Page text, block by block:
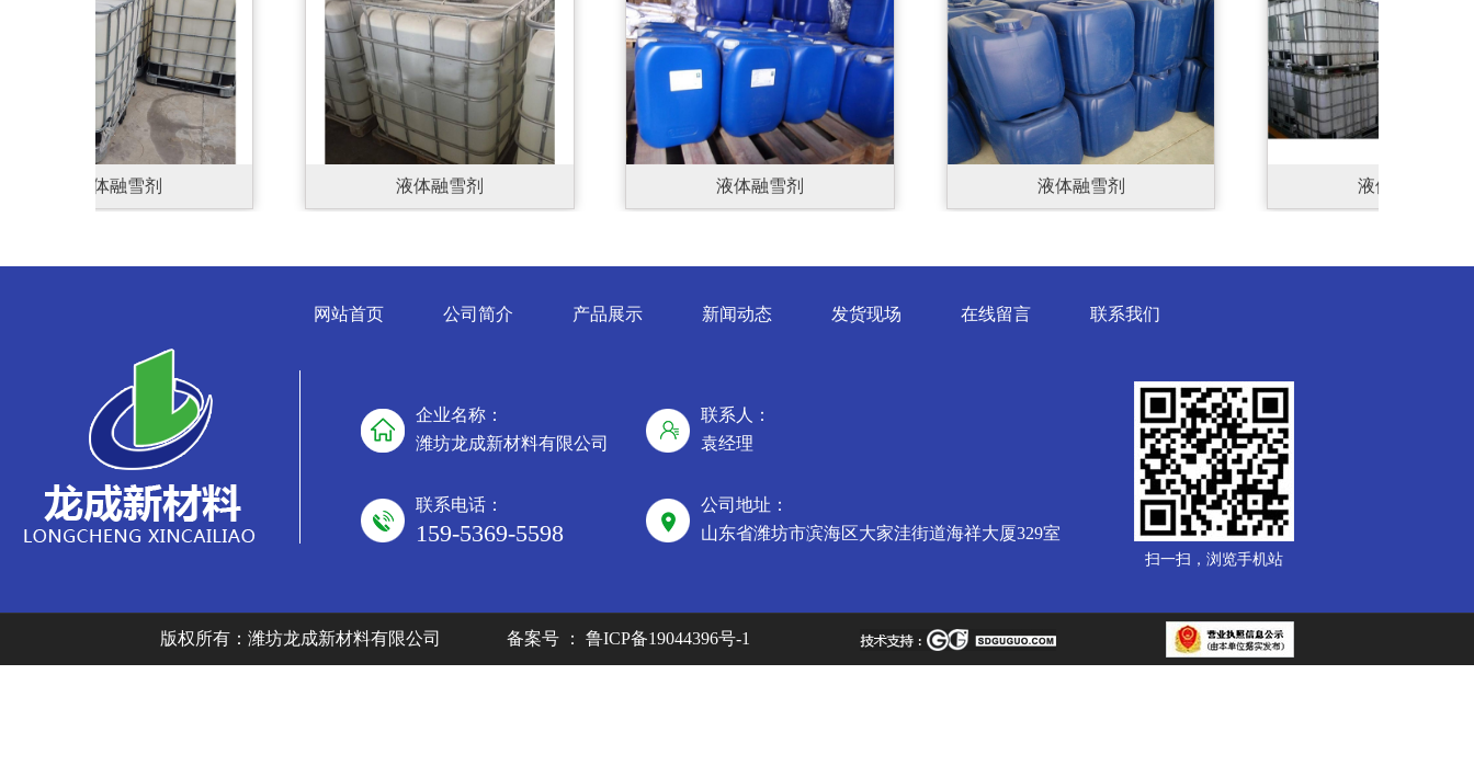
液体融雪剂 液体融雪剂 液体融雪剂 液体融雪剂 液体融雪剂
网站首页 公司简介 产品展示 新闻动态 发货现场 在线留言 联系我们
企业名称：
潍坊龙成新材料有限公司
联系人：
袁经理
联系电话：
159-5369-5598
公司地址：
山东省潍坊市滨海区大家洼街道海祥大厦329室
扫一扫，浏览手机站
版权所有：潍坊龙成新材料有限公司 备案号 ： 鲁ICP备19044396号-1